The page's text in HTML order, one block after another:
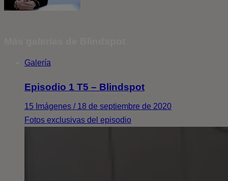
Galería
Episodio 1 T5 – Blindspot
15 Imágenes / 18 de septiembre de 2020
Fotos exclusivas del episodio